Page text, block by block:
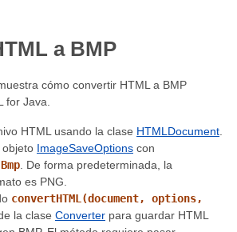
a BMP
cómo convertir HTML a BMP
for Java.
HTML usando la clase HTMLDocument
ImageSaveOptions con
. De forma predeterminada, la
es PNG.
convertHTML(document, options,
la clase Converter para guardar HTML